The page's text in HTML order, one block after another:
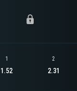
1
1.52
2
2.31